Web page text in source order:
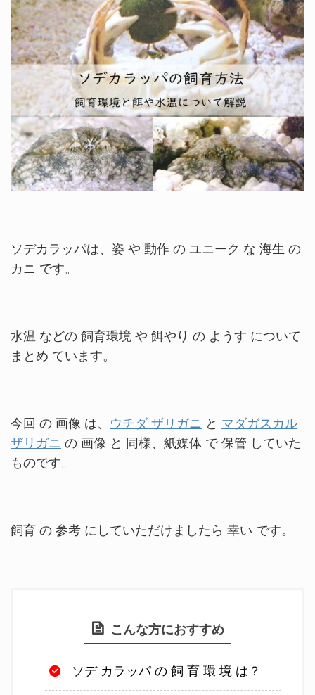
ソデカラッパは、姿 や 動作 の ユニーク な 海生 の
カニ です。
水温 などの 飼育環境 や 餌やり の ようす について
まとめ ています。
今回 の 画像 は、 ウチダ ザリガニ と マダガスカル
ザリガニ の 画像 と 同様、紙媒体 で 保管 していた
ものです。
飼育 の 参考 にしていただけましたら 幸い です。
こんな方におすすめ
ソデ カラッパ の 飼 育 環 境 は？